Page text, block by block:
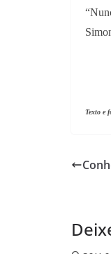
Texto e